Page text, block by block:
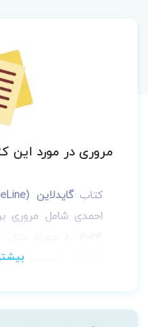
مروری در مورد این
کتاب
موسسه
دستیاری، ارتقاء و